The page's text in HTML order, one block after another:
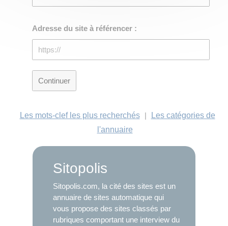
Adresse du site à référencer :
Les mots-clef les plus recherchés |
Les catégories de
l'annuaire
Sitopolis
Sitopolis.com, la cité des sites est un
annuaire de sites automatique qui
vous propose des sites classés par
rubriques comportant une interview du